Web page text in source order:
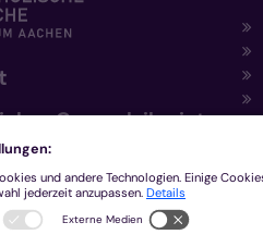
Generalvikariat
241 452-0